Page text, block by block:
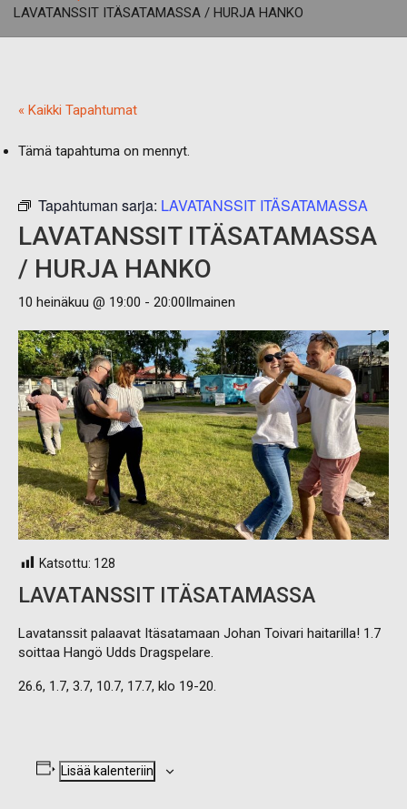
LAVATANSSIT ITÄSATAMASSA / HURJA HANKO
« Kaikki Tapahtumat
Tämä tapahtuma on mennyt.
Tapahtuman sarja: LAVATANSSIT ITÄSATAMASSA
LAVATANSSIT ITÄSATAMASSA
/ HURJA HANKO
10 heinäkuu @ 19:00 - 20:00Ilmainen
Katsottu: 128
LAVATANSSIT ITÄSATAMASSA
Lavatanssit palaavat Itäsatamaan Johan Toivari haitarilla! 1.7
soittaa Hangö Udds Dragspelare.
26.6, 1.7, 3.7, 10.7, 17.7, klo 19-20.
Lisää kalenteriin